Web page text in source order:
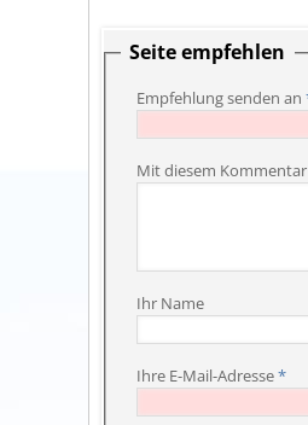
Seite empfehlen
Empfehlung senden an
Mit diesem Kommentar
Ihr Name
Ihre E-Mail-Adresse*